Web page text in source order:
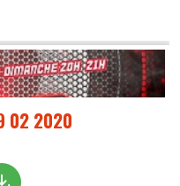
02 2020